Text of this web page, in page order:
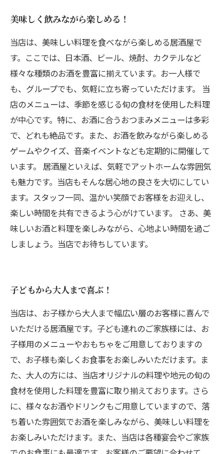
美味しく飲みながら楽しめる！
当店は、美味しい料理を食べながら楽しめる居酒屋で
す。ここでは、日本酒、ビール、焼酎、カクテルなど
様々な種類のお酒を豊富に揃えています。お一人様で
も、グループでも、気軽に立ち寄っていただけます。 当
店のメニューは、季節を感じる旬の食材を使用した料理
が中心です。特に、お酒に合うおつまみメニューは多彩
で、どれも絶品です。また、お酒を飲みながら楽しめる
ゲームやクイズ、音楽イベントなども定期的に開催して
います。 居酒屋といえば、気軽でアットホームな雰囲気
も魅力です。当店もそんな居心地の良さを大切にしてい
ます。スタッフ一同、温かい笑顔でお客様をお迎えし、
楽しい時間を共有できるよう心がけています。 さあ、美
味しいお酒と料理を楽しみながら、心地よい時間を過ご
しましょう。当店でお待ちしています。
子どもから大人まで喜ぶ！
当店は、お子様から大人まで幅広い層のお客様に喜んで
いただける居酒屋です。子ども連れのご家族様には、お
子様用のメニューやおもちゃをご用意しておりますの
で、お子様も楽しくお食事をお楽しみいただけます。ま
た、大人の方には、当店オリジナルの料理や地元の旬の
食材を使用した料理を豊富に取り揃えております。さら
に、様々なお酒やドリンクもご用意していますので、落
ち着いた雰囲気でお酒を楽しみながら、美味しい料理を
お楽しみいただけます。また、当店は各種宴会やご家族